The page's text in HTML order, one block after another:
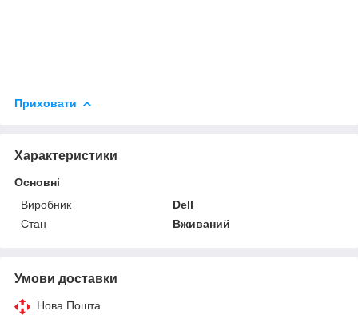
Приховати
Характеристики
Основні
Виробник
Dell
Стан
Вживаний
Умови доставки
Нова Пошта